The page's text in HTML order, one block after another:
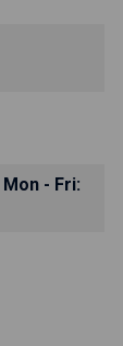
- Fri: